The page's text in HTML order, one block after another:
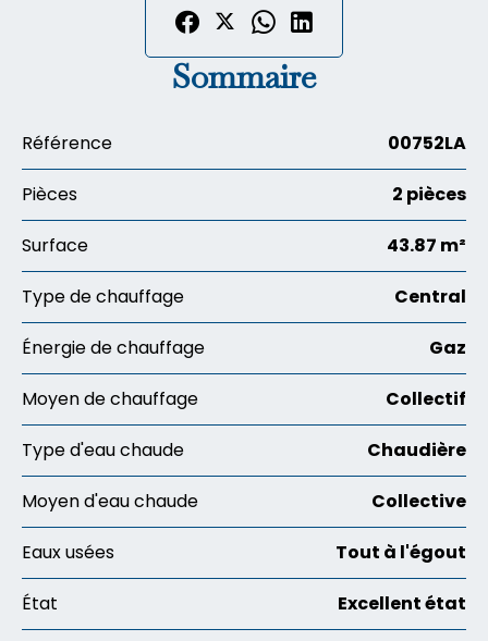
Sommaire
Référence 00752LA
Pièces 2 pièces
Surface 43.87 m²
Type de chauffage Central
Énergie de chauffage Gaz
Moyen de chauffage Collectif
Type d'eau chaude Chaudière
Moyen d'eau chaude Collective
Eaux usées Tout à l'égout
État Excellent état